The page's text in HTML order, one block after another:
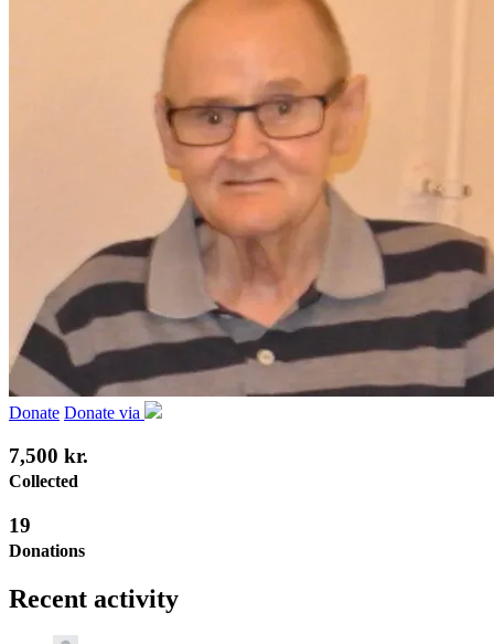
Donate Donate via
7,500 kr.
Collected
19
Donations
Recent activity